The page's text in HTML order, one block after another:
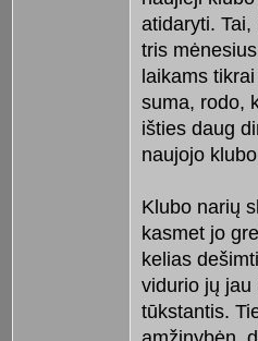
atidaryti.
tris
laikams
suma, rodo,
išties daug
naujojo
Klubo narių
kasmet jo
kelias
vidurio jų jau
tūkstantis.